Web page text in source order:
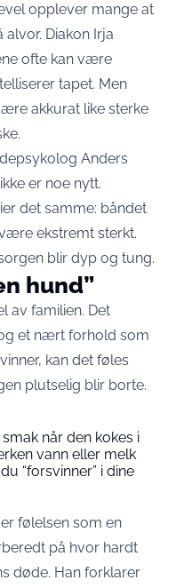
opplever mange at
Diakon Irja
ofte kan være
tapet. Men
akkurat like sterke
Anders
er noe nytt.
det samme: båndet
ekstremt sterkt.
blir dyp og tung.
hund”
av familien. Det
et nært forhold som
kan det føles
plutselig blir borte.
når den kokes i
vann eller melk
“forsvinner” i dine
følelsen som en
på hvor hardt
døde. Han forklarer